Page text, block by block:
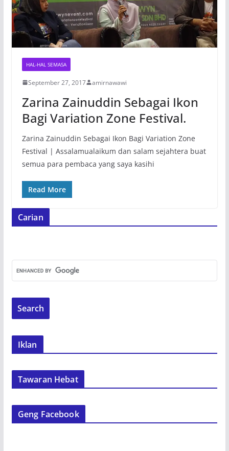
HAL-HAL SEMASA
September 27, 2017 amirnawawi
Zarina Zainuddin Sebagai Ikon
Bagi Variation Zone Festival.
Zarina Zainuddin Sebagai Ikon Bagi Variation Zone
Festival | Assalamualaikum dan salam sejahtera buat
semua para pembaca yang saya kasihi
Read More
Carian
Iklan
Tawaran Hebat
Geng Facebook